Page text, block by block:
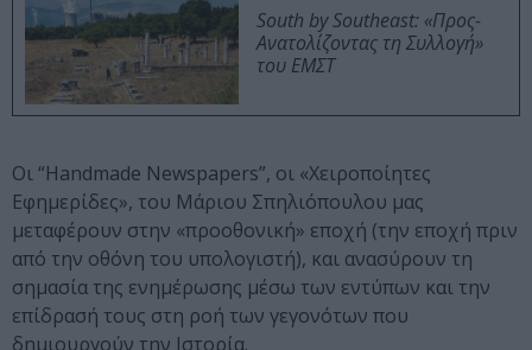
South by Southeast: «Προς-
Ανατολίζοντας τη Συλλογή»
του ΕΜΣΤ
Οι “Handmade Newspapers”, οι «Χειροποίητες
Εφημερίδες», του Μάριου Σπηλιόπουλου μας
μεταφέρουν στην «προοθονική» εποχή (την εποχή πριν
από την οθόνη του υπολογιστή), και ανασύρουν τη
σημασία της ενημέρωσης μέσω των εντύπων και την
επίδρασή τους στη ροή των γεγονότων που
δημιουργούν την Ιστορία.